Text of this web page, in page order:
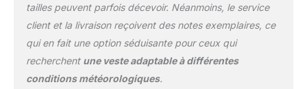
tailles peuvent parfois décevoir. Néanmoins, le service
client et la livraison reçoivent des notes exemplaires, ce
qui en fait une option séduisante pour ceux qui
recherchent une veste adaptable à différentes
conditions météorologiques.